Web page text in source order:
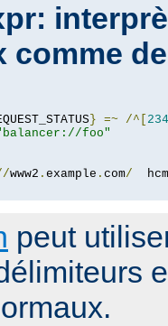
comme
} =~ /^[ 234
foo"
www2 . example . com/
peut